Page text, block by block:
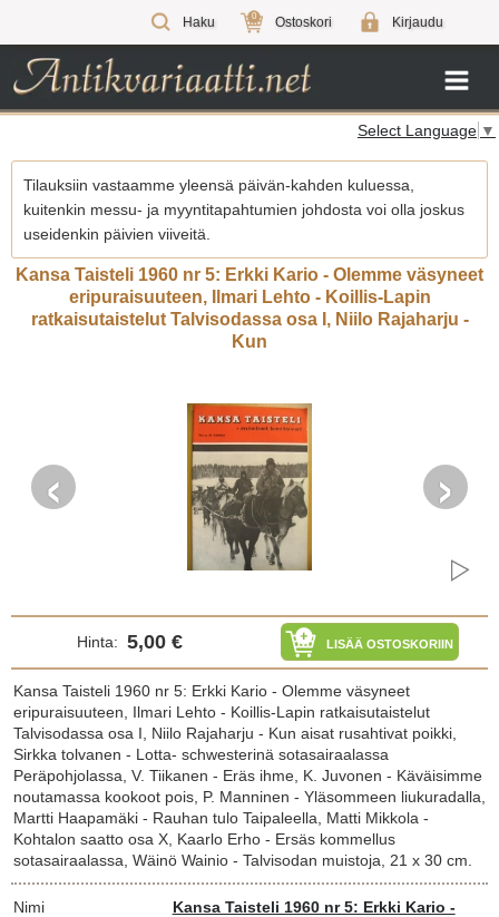
Haku 0 Ostoskori Kirjaudu
Select Language ▼
Tilauksiin vastaamme yleensä päivän-kahden kuluessa,
kuitenkin messu- ja myyntitapahtumien johdosta voi olla joskus
useidenkin päivien viiveitä.
Kansa Taisteli 1960 nr 5: Erkki Kario - Olemme väsyneet
eripuraisuuteen, Ilmari Lehto - Koillis-Lapin
ratkaisutaistelut Talvisodassa osa I, Niilo Rajaharju -
Kun
‹ ›
Hinta: 5,00 € LISÄÄ OSTOSKORIIN
Kansa Taisteli 1960 nr 5: Erkki Kario - Olemme väsyneet
eripuraisuuteen, Ilmari Lehto - Koillis-Lapin ratkaisutaistelut
Talvisodassa osa I, Niilo Rajaharju - Kun aisat rusahtivat poikki,
Sirkka tolvanen - Lotta- schwesterinä sotasairaalassa
Peräpohjolassa, V. Tiikanen - Eräs ihme, K. Juvonen - Käväisimme
noutamassa kookoot pois, P. Manninen - Yläsommeen liukuradalla,
Martti Haapamäki - Rauhan tulo Taipaleella, Matti Mikkola -
Kohtalon saatto osa X, Kaarlo Erho - Ersäs kommellus
sotasairaalassa, Wäinö Wainio - Talvisodan muistoja, 21 x 30 cm.
Nimi
Kansa Taisteli 1960 nr 5: Erkki Kario -